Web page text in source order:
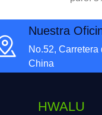
Nuestra
No.52,
China
HWALU